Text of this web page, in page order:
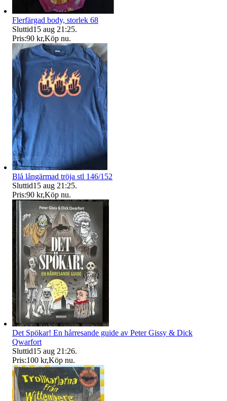
Flerfärgad body, storlek 68
Sluttid15 aug 21:25.
Pris:90 kr,Köp nu.
Blå långärmad tröja stl 146/152
Sluttid15 aug 21:25.
Pris:90 kr,Köp nu.
Det Spökar! En hårresande guide av Peter Gissy & Dick
Qwarfort
Sluttid15 aug 21:26.
Pris:100 kr,Köp nu.